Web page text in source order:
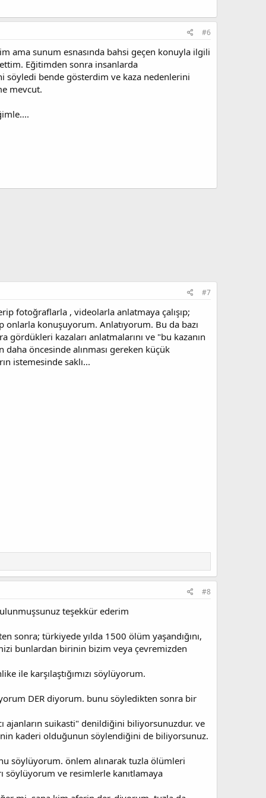
#6
ama sunum esnasında bahsi geçen konuyla ilgili
Eğitimden sonra insanlarda
söyledi bende gösterdim ve kaza nedenlerini
mevcut.
#7
fotoğraflarla , videolarla anlatmaya çalışıp;
konuşuyorum. Anlatıyorum. Bu da bazı
kazaları anlatmalarını ve "bu kazanın
öncesinde alınması gereken küçük
istemesinde saklı...
#8
teşekkür ederim
sonra; türkiyede yılda 1500 ölüm yaşandığını,
bunlardan birinin bizim veya çevremizden
ile karşılaştığımızı söylüyorum.
DER diyorum. bunu söyledikten sonra bir
ajanların suikasti" denildiğini biliyorsunuzdur. ve
kaderi olduğunun söylendiğini de biliyorsunuz.
söylüyorum. önlem alınarak tuzla ölümleri
söylüyorum ve resimlerle kanıtlamaya